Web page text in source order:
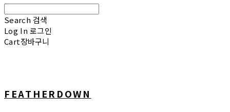
Search 검색
Log In 로그인
Cart장바구니
FEATHERDOWN